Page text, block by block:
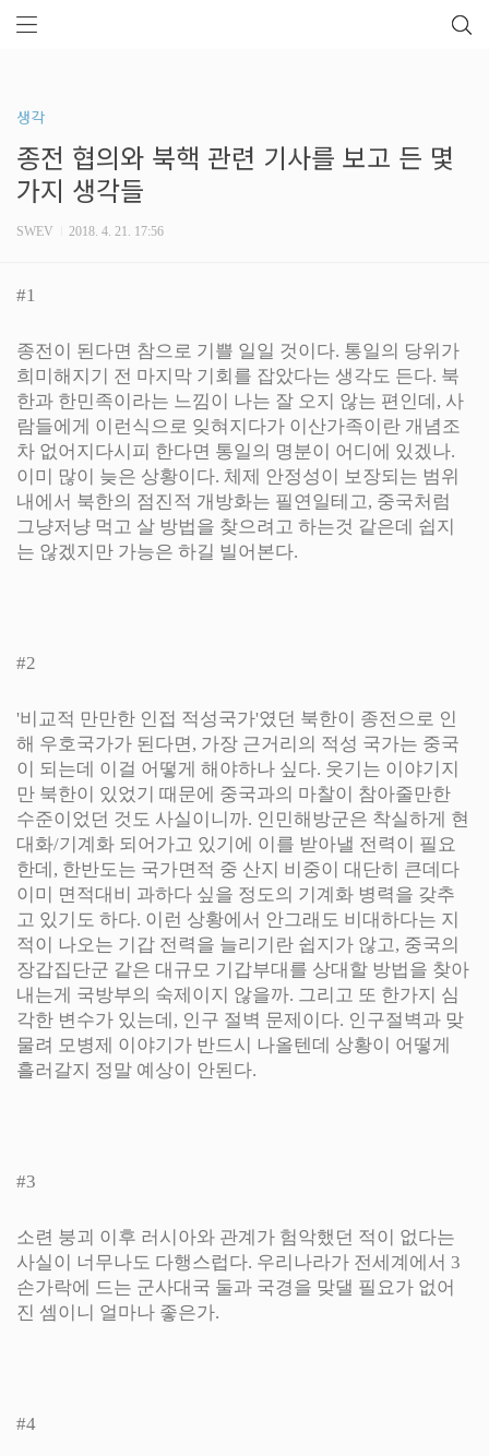
생각
종전 협의와 북핵 관련 기사를 보고 든 몇
가지 생각들
SWEV 2018. 4. 21. 17:56
#1
종전이 된다면 참으로 기쁠 일일 것이다. 통일의 당위가
희미해지기 전 마지막 기회를 잡았다는 생각도 든다. 북
한과 한민족이라는 느낌이 나는 잘 오지 않는 편인데, 사
람들에게 이런식으로 잊혀지다가 이산가족이란 개념조
차 없어지다시피 한다면 통일의 명분이 어디에 있겠나.
이미 많이 늦은 상황이다. 체제 안정성이 보장되는 범위
내에서 북한의 점진적 개방화는 필연일테고, 중국처럼
그냥저냥 먹고 살 방법을 찾으려고 하는것 같은데 쉽지
는 않겠지만 가능은 하길 빌어본다.
#2
'비교적 만만한 인접 적성국가'였던 북한이 종전으로 인
해 우호국가가 된다면, 가장 근거리의 적성 국가는 중국
이 되는데 이걸 어떻게 해야하나 싶다. 웃기는 이야기지
만 북한이 있었기 때문에 중국과의 마찰이 참아줄만한
수준이었던 것도 사실이니까. 인민해방군은 착실하게 현
대화/기계화 되어가고 있기에 이를 받아낼 전력이 필요
한데, 한반도는 국가면적 중 산지 비중이 대단히 큰데다
이미 면적대비 과하다 싶을 정도의 기계화 병력을 갖추
고 있기도 하다. 이런 상황에서 안그래도 비대하다는 지
적이 나오는 기갑 전력을 늘리기란 쉽지가 않고, 중국의
장갑집단군 같은 대규모 기갑부대를 상대할 방법을 찾아
내는게 국방부의 숙제이지 않을까. 그리고 또 한가지 심
각한 변수가 있는데, 인구 절벽 문제이다. 인구절벽과 맞
물려 모병제 이야기가 반드시 나올텐데 상황이 어떻게
흘러갈지 정말 예상이 안된다.
#3
소련 붕괴 이후 러시아와 관계가 험악했던 적이 없다는
사실이 너무나도 다행스럽다. 우리나라가 전세계에서 3
손가락에 드는 군사대국 둘과 국경을 맞댈 필요가 없어
진 셈이니 얼마나 좋은가.
#4